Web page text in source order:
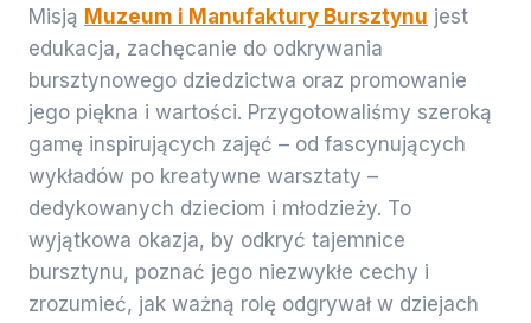
Misją Muzeum i Manufaktury Bursztynu jest
edukacja, zachęcanie do odkrywania
bursztynowego dziedzictwa oraz promowanie
jego piękna i wartości. Przygotowaliśmy szeroką
gamę inspirujących zajęć – od fascynujących
wykładów po kreatywne warsztaty –
dedykowanych dzieciom i młodzieży. To
wyjątkowa okazja, by odkryć tajemnice
bursztynu, poznać jego niezwykłe cechy i
zrozumieć, jak ważną rolę odgrywał w dziejach